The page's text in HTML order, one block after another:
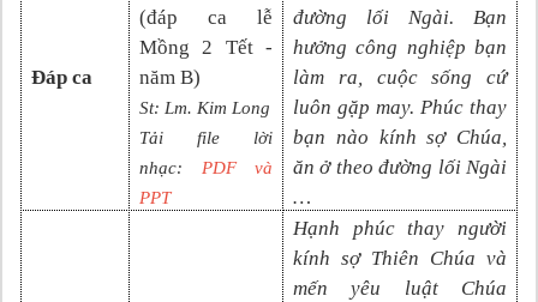
Đáp ca
(đáp ca lễ
Mồng 2 Tết -
năm B)
St: Lm. Kim Long
Tải file lời
nhạc: PDF và
PPT
đường lối Ngài. Bạn
hưởng công nghiệp bạn
làm ra, cuộc sống cứ
luôn gặp may. Phúc thay
bạn nào kính sợ Chúa,
ăn ở theo đường lối Ngài
…
Hạnh phúc thay người
kính sợ Thiên Chúa và
mến yêu luật Chúa